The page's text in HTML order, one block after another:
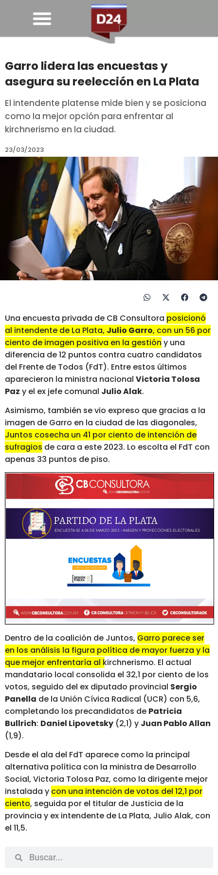
Garro lidera las encuestas y
asegura su reelección en La Plata
El intendente platense mide bien y se posiciona
como la mejor opción para enfrentar al
kirchnerismo en la ciudad.
23/03/2023
Una encuesta privada de CB Consultora posicionó
al intendente de La Plata, Julio Garro, con un 56 por
ciento de imagen positiva en la gestión y una
diferencia de 12 puntos contra cuatro candidatos
del Frente de Todos (FdT). Entre estos últimos
aparecieron la ministra nacional Victoria Tolosa
Paz y el ex jefe comunal Julio Alak.
Asimismo, también se vio expreso que gracias a la
imagen de Garro en la ciudad de las diagonales,
Juntos cosecha un 41 por ciento de intención de
sufragios de cara a este 2023. Lo escolta el FdT con
apenas 33 puntos de piso.
Dentro de la coalición de Juntos, Garro parece ser
en los análisis la figura política de mayor fuerza y la
que mejor enfrentaría al kirchnerismo. El actual
mandatario local consolida el 32,1 por ciento de los
votos, seguido del ex diputado provincial Sergio
Panella de la Unión Cívica Radical (UCR) con 5,6,
completando los precandidatos de Patricia
Bullrich: Daniel Lipovetsky (2,1) y Juan Pablo Allan
(1,9).
Desde el ala del FdT aparece como la principal
alternativa política con la ministra de Desarrollo
Social, Victoria Tolosa Paz, como la dirigente mejor
instalada y con una intención de votos del 12,1 por
ciento, seguida por el titular de Justicia de la
provincia y ex intendente de La Plata, Julio Alak, con
el 11,5.